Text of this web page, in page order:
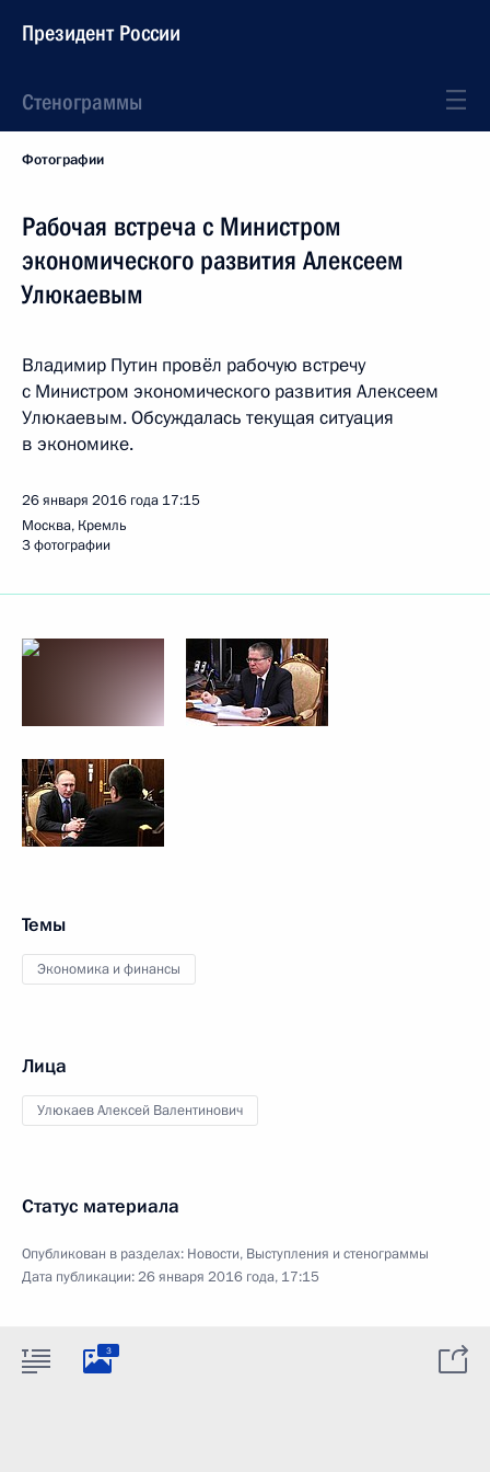
Президент России
Стенограммы
Фотографии
Рабочая встреча с Министром
экономического развития Алексеем
Улюкаевым
Владимир Путин провёл рабочую встречу
с Министром экономического развития Алексеем
Улюкаевым. Обсуждалась текущая ситуация
в экономике.
26 января 2016 года 17:15
Москва, Кремль
3 фотографии
Темы
Экономика и финансы
Лица
Улюкаев Алексей Валентинович
Статус материала
Опубликован в разделах: Новости, Выступления и стенограммы
Дата публикации:26 января 2016 года, 17:15
3